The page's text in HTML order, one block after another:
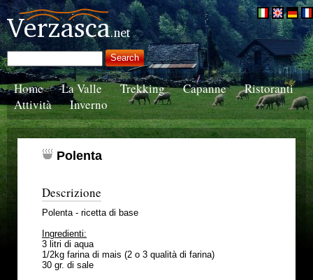
Home La Valle Trekking Capanne
Ristoranti
Attività
Inverno
Polenta
Descrizione
Polenta - ricetta di base
Ingredienti:
3 litri di aqua
1/2kg farina di mais (2 o 3 qualità di farina)
30 gr. di sale